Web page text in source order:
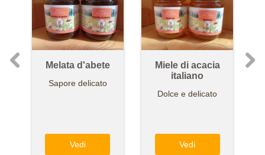
Melata d'abete
Sapore delicato
Vedi
Miele di acacia
italiano
Dolce e delicato
Vedi